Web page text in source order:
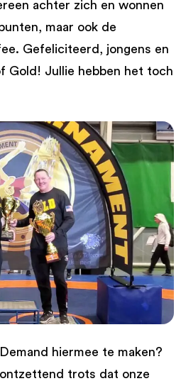
achter zich en wonnen
maar ook de
Gefeliciteerd, jongens en
Gold! Jullie hebben het toch
hiermee te maken?
trots dat onze